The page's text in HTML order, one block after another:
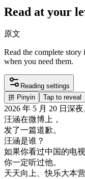
Read at your
原文
Read the complete
when you need them.
Reading settings
拼 Pinyin Tap to reveal
2026 年 5 月 20 日 深夜
汪涵在微博上 ，
发了一篇道歉。
汪涵是谁 ？
如果你看过中国的电视
你一定听过他。
天天向上、快乐大本营